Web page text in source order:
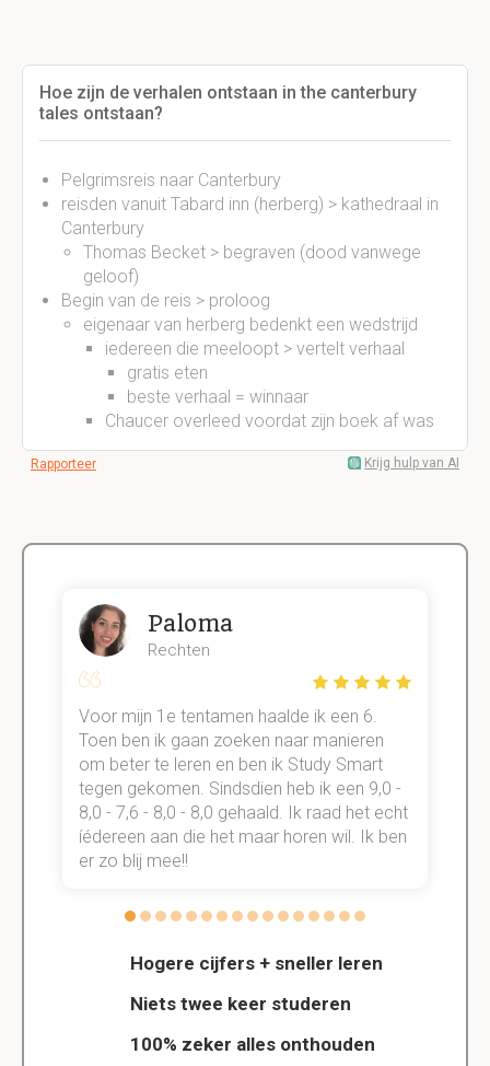
Hoe zijn de verhalen ontstaan in the canterbury
tales ontstaan?
Pelgrimsreis naar Canterbury
reisden vanuit Tabard inn (herberg) > kathedraal in
Canterbury
Thomas Becket > begraven (dood vanwege
geloof)
Begin van de reis > proloog
eigenaar van herberg bedenkt een wedstrijd
iedereen die meeloopt > vertelt verhaal
gratis eten
beste verhaal = winnaar
Chaucer overleed voordat zijn boek af was
Rapporteer Krijg hulp van AI
Hogere cijfers + sneller leren
Niets twee keer studeren
100% zeker alles onthouden
Paloma
Rechten
Voor mijn 1e tentamen haalde ik een 6.
Toen ben ik gaan zoeken naar manieren
om beter te leren en ben ik Study Smart
tegen gekomen. Sindsdien heb ik een 9,0 -
8,0 - 7,6 - 8,0 - 8,0 gehaald. Ik raad het echt
íédereen aan die het maar horen wil. Ik ben
er zo blij mee!!